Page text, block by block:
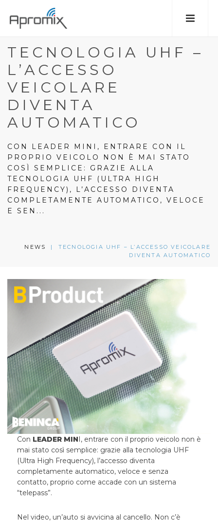
TECNOLOGIA UHF –
L’ACCESSO
VEICOLARE
DIVENTA
AUTOMATICO
CON LEADER MINI, ENTRARE CON IL
PROPRIO VEICOLO NON È MAI STATO
COSÌ SEMPLICE: GRAZIE ALLA
TECNOLOGIA UHF (ULTRA HIGH
FREQUENCY), L’ACCESSO DIVENTA
COMPLETAMENTE AUTOMATICO, VELOCE
E SEN...
NEWS |
TECNOLOGIA UHF – L’ACCESSO VEICOLARE
DIVENTA AUTOMATICO
Con LEADER MIN I, entrare con il proprio veicolo non è
mai stato così semplice: grazie alla tecnologia UHF
(Ultra High Frequency), l’accesso diventa
completamente automatico, veloce e senza
contatto, proprio come accade con un sistema
“telepass”.
Nel video, un’auto si avvicina al cancello. Non c’è